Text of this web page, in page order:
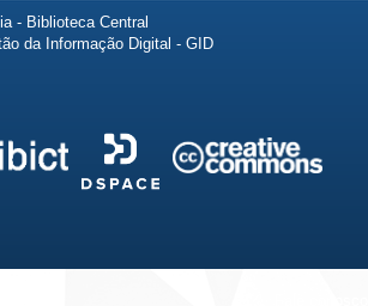
- Biblioteca Central
da Informação Digital - GID